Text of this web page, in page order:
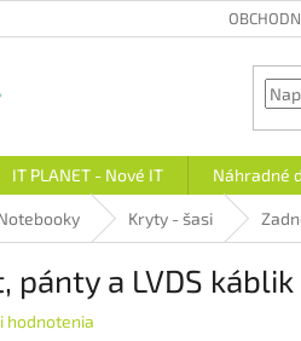
IT PLANET - Nové IT Náhradné
Kryty - šasi
pánty a LVDS
hodnotenia